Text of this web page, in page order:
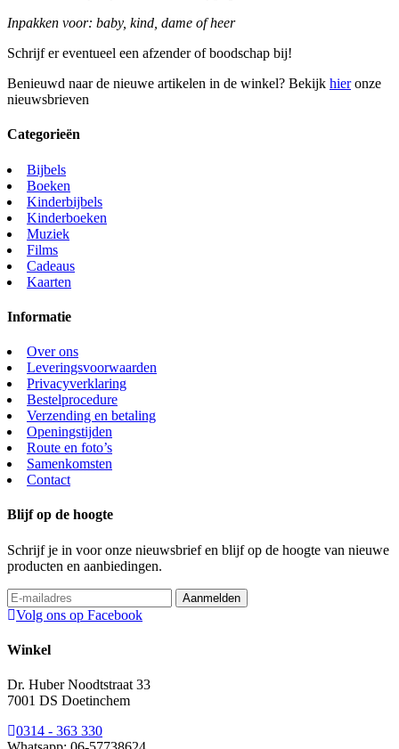
Inpakken voor: baby, kind, dame of heer
Schrijf er eventueel een afzender of boodschap bij!
Benieuwd naar de nieuwe artikelen in de winkel? Bekijk hieronze
nieuwsbrieven
Categorieën
Bijbels
Boeken
Kinderbijbels
Kinderboeken
Muziek
Films
Cadeaus
Kaarten
Informatie
Over ons
Leveringsvoorwaarden
Privacyverklaring
Bestelprocedure
Verzending en betaling
Openingstijden
Route en foto’s
Samenkomsten
Contact
Blijf op de hoogte
Schrijf je in voor onze nieuwsbrief en blijf op de hoogte van nieuwe
producten en aanbiedingen.
Volg ons op Facebook
Winkel
Dr. Huber Noodtstraat 33
7001 DS Doetinchem
0314 - 363 330